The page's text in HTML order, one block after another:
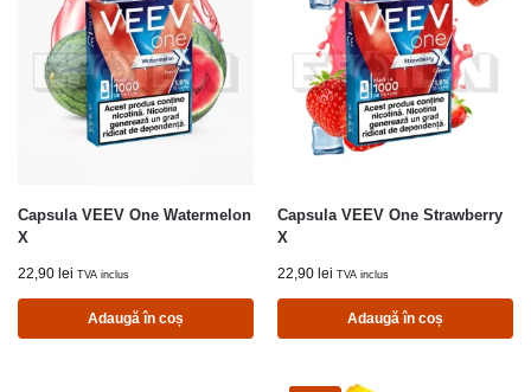
Capsula VEEV One Watermelon
X
22,90 lei TVA inclus
Adaugă în coș
Capsula VEEV One Strawberry
X
22,90 lei TVA inclus
Adaugă în coș